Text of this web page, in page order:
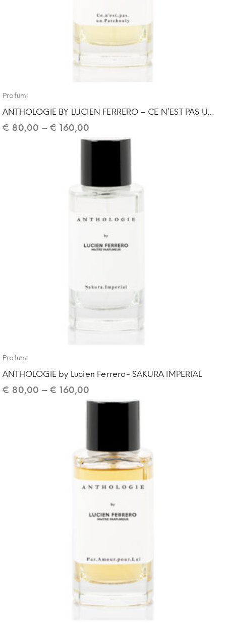
Profumi
ANTHOLOGIE BY LUCIEN FERRERO – CE N’EST PAS UN PATCHOULY
€ 80,00 –€ 160,00
Profumi
ANTHOLOGIE by Lucien Ferrero- SAKURA IMPERIAL
€ 80,00 –€ 160,00